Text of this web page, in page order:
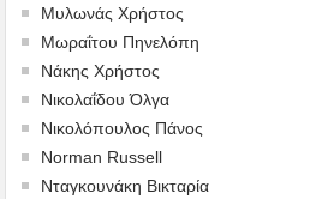
Μυλωνάς Χρήστος
Μωραΐτου Πηνελόπη
Νάκης Χρήστος
Νικολαΐδου Όλγα
Νικολόπουλος Πάνος
Norman Russell
Νταγκουνάκη Βικταρία